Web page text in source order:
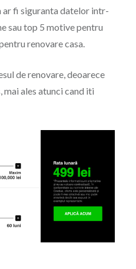
fi siguranta datelor intr-
sau top 5 motive pentru
renovare casa.
de renovare, deoarece
ales atunci cand iti